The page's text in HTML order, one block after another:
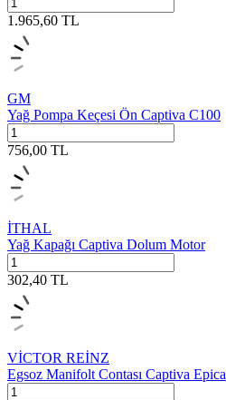
1.965,60 TL
GM
Yağ Pompa Keçesi Ön Captiva C100
756,00 TL
İTHAL
Yağ Kapağı Captiva Dolum Motor
302,40 TL
VİCTOR REİNZ
Egsoz Manifolt Contası Captiva Epica